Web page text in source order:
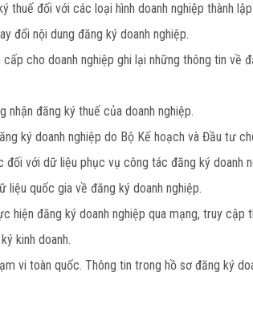
thuế đối với các loại hình doanh nghiệp thành
đổi nội dung đăng ký doanh nghiệp.
cho doanh nghiệp ghi lại những thông tin về
nhận đăng ký thuế của doanh nghiệp.
ký doanh nghiệp do Bộ Kế hoạch và Đầu tư
với dữ liệu phục vụ công tác đăng ký doanh
liệu quốc gia về đăng ký doanh nghiệp.
hiện đăng ký doanh nghiệp qua mạng, truy cập
kinh doanh.
vi toàn quốc. Thông tin trong hồ sơ đăng ký